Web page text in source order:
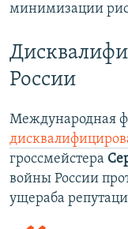
минимизации
России
Международная
гроссмейстера
войны России
ущераба